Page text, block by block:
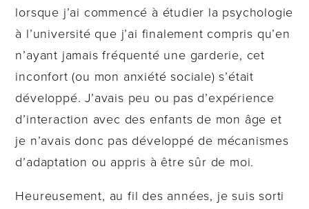
lorsque j’ai commencé à étudier la psychologie
à l’université que j’ai finalement compris qu’en
n’ayant jamais fréquenté une garderie, cet
inconfort (ou mon anxiété sociale) s’était
développé. J’avais peu ou pas d’expérience
d’interaction avec des enfants de mon âge et
je n’avais donc pas développé de mécanismes
d’adaptation ou appris à être sûr de moi.
Heureusement, au fil des années, je suis sorti